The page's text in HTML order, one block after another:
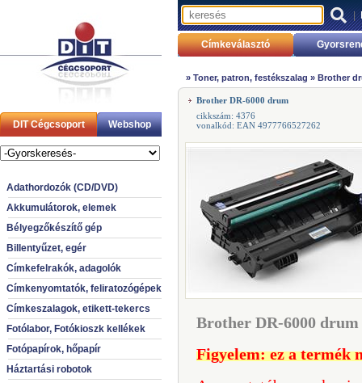
DIT Cégcsoport Webshop
Adathordozók (CD/DVD)
Akkumulátorok, elemek
Bélyegzőkészítő gép
Billentyűzet, egér
Címkefelrakók, adagolók
Címkenyomtatók, feliratozógépek
Címkeszalagok, etikett-tekercs
Fotólabor, Fotókioszk kellékek
Fotópapírok, hőpapír
Háztartási robotok
|
Címkeválasztó
» Toner, patron, festékszalag » Brother
Brother DR-6000 drum
cikkszám: 4376
vonalkód: EAN 4977766527262
Brother DR-6000
Figyelem: ez a termék